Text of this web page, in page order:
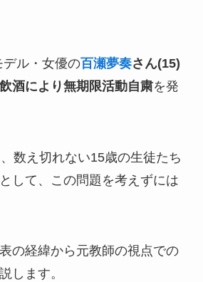
ル・女優の百瀬夢奏さん(15)
酒により無期限活動自粛を発
数え切れない15歳の生徒たち
して、この問題を考えずには
の経緯から元教師の視点での
します。